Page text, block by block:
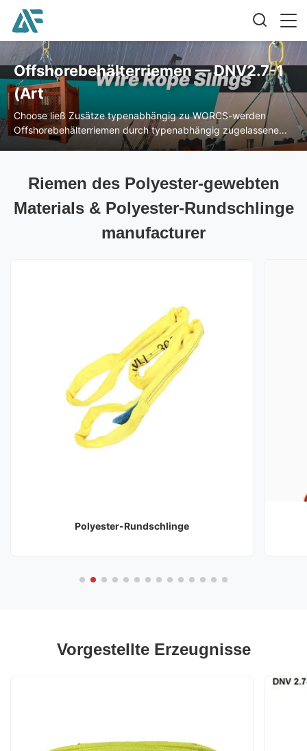
Offshorebehälterriemen — DNV2.7-1
(Art
Choose ließ Zusätze typenabhängig zu WORCS-werden
Offshorebehälterriemen durch typenabhängig zugelassene
Unternehmen und Buchstaberinge, Aluminiumzwingen und
Riemen des Polyester-gewebten
Materials & Polyester-Rundschlinge
manufacturer
Polyester-Rundschlinge
Vorgestellte Erzeugnisse